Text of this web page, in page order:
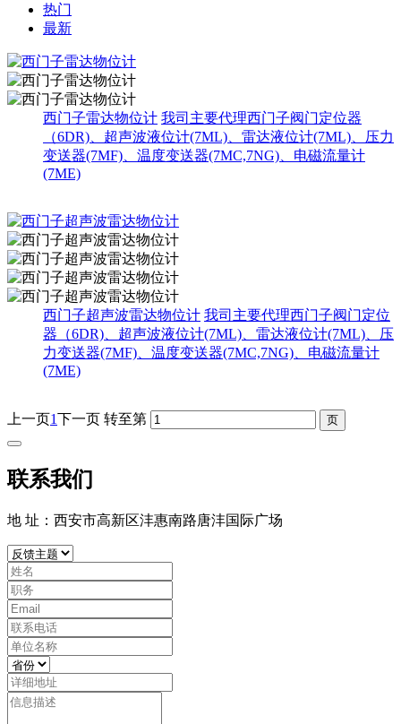
热门
最新
西门子雷达物位计 我司主要代理西门子阀门定位器
（6DR)、超声波液位计(7ML)、雷达液位计(7ML)、压力
变送器(7MF)、温度变送器(7MC,7NG)、电磁流量计
(7ME)
西门子超声波雷达物位计 我司主要代理西门子阀门定位
器（6DR)、超声波液位计(7ML)、雷达液位计(7ML)、压
力变送器(7MF)、温度变送器(7MC,7NG)、电磁流量计
(7ME)
上一页1下一页 转至第
联系我们
地 址：西安市高新区沣惠南路唐沣国际广场